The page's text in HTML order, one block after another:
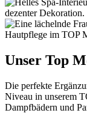
Unser Top
Die perfekte
Niveau in unserem
Dampfbädern und